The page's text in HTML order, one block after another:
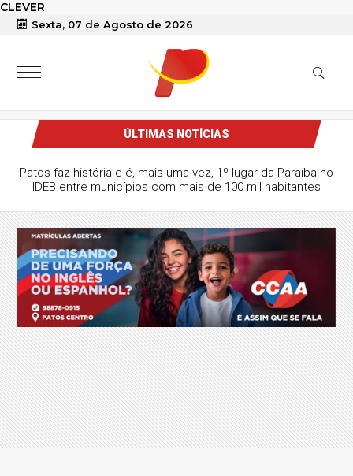
CLEVER
Sexta, 07 de Agosto de 2026
ÚLTIMAS NOTÍCIAS
Patos faz história e é, mais uma vez, 1º lugar da Paraíba no
IDEB entre municípios com mais de 100 mil habitantes